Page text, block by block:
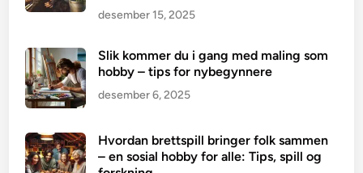
desember 15, 2025
Slik kommer du i gang med maling som
hobby – tips for nybegynnere
desember 6, 2025
Hvordan brettspill bringer folk sammen
– en sosial hobby for alle: Tips, spill og